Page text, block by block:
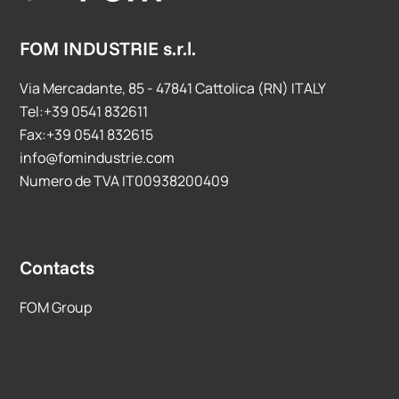
FOM INDUSTRIE s.r.l.
Via Mercadante, 85 - 47841 Cattolica (RN) ITALY
Tel:+39 0541 832611
Fax:+39 0541 832615
info@fomindustrie.com
Numero de TVA IT00938200409
Contacts
FOM Group